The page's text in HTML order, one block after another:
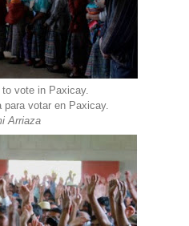
vote in Paxicay.
para votar en Paxicay.
Arriaza